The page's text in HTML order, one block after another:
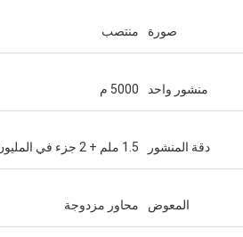
صورة منتصب
منشور واحد 5000 م
دقة المنشور 1.5 ملم + 2 جزء في المليون
المعوض محاور مزدوجة